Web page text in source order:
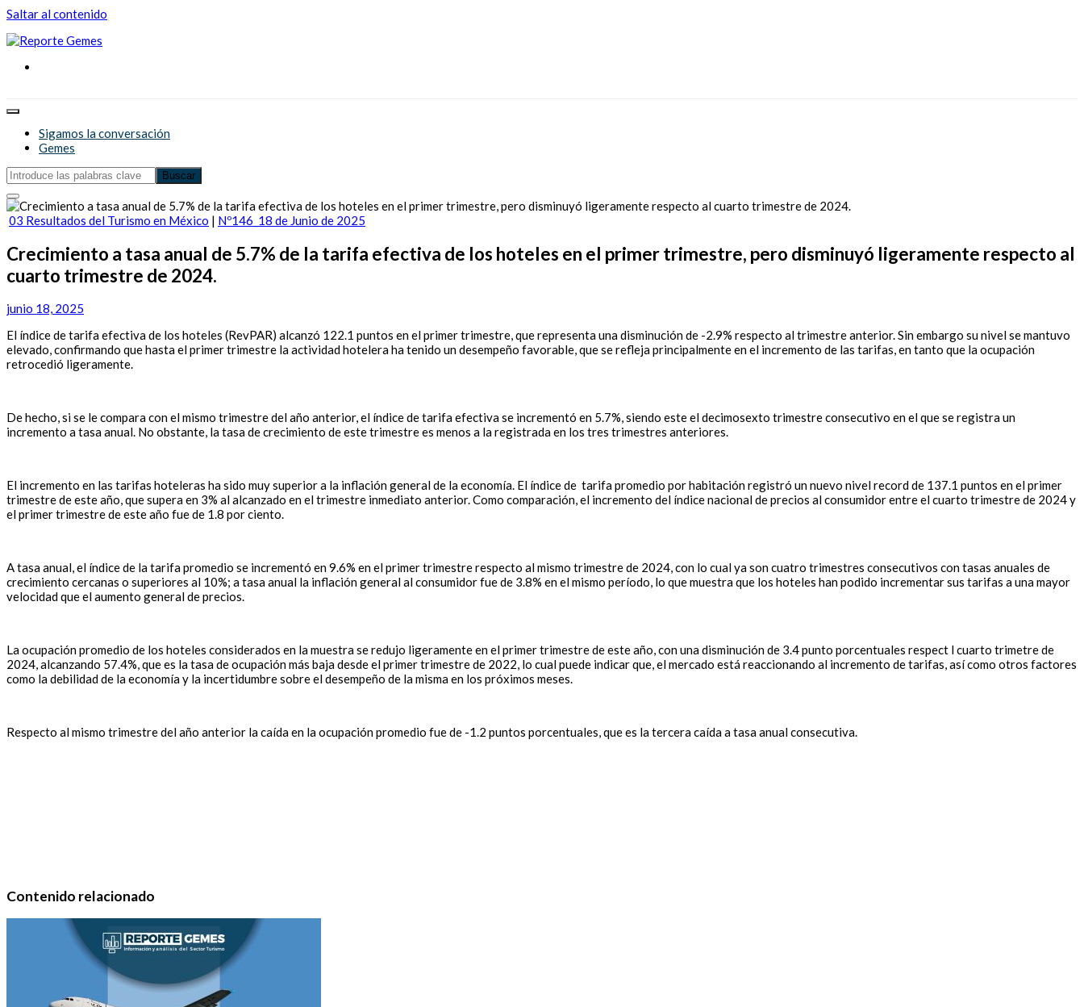
Saltar al contenido
Reporte Gemes
Sigamos la conversación
Gemes
03 Resultados del Turismo en México | Nº146_18 de Junio de 2025
Crecimiento a tasa anual de 5.7% de la tarifa efectiva de los hoteles en el primer trimestre, pero disminuyó ligeramente respecto al
cuarto trimestre de 2024.
junio 18, 2025
El índice de tarifa efectiva de los hoteles (RevPAR) alcanzó 122.1 puntos en el primer trimestre, que representa una disminución de -2.9% respecto al trimestre anterior. Sin embargo su nivel se mantuvo
elevado, confirmando que hasta el primer trimestre la actividad hotelera ha tenido un desempeño favorable, que se refleja principalmente en el incremento de las tarifas, en tanto que la ocupación
retrocedió ligeramente.
De hecho, si se le compara con el mismo trimestre del año anterior, el índice de tarifa efectiva se incrementó en 5.7%, siendo este el decimosexto trimestre consecutivo en el que se registra un
incremento a tasa anual. No obstante, la tasa de crecimiento de este trimestre es menos a la registrada en los tres trimestres anteriores.
El incremento en las tarifas hoteleras ha sido muy superior a la inflación general de la economía. El índice de tarifa promedio por habitación registró un nuevo nivel record de 137.1 puntos en el primer
trimestre de este año, que supera en 3% al alcanzado en el trimestre inmediato anterior. Como comparación, el incremento del índice nacional de precios al consumidor entre el cuarto trimestre de 2024 y
el primer trimestre de este año fue de 1.8 por ciento.
A tasa anual, el índice de la tarifa promedio se incrementó en 9.6% en el primer trimestre respecto al mismo trimestre de 2024, con lo cual ya son cuatro trimestres consecutivos con tasas anuales de
crecimiento cercanas o superiores al 10%; a tasa anual la inflación general al consumidor fue de 3.8% en el mismo período, lo que muestra que los hoteles han podido incrementar sus tarifas a una mayor
velocidad que el aumento general de precios.
La ocupación promedio de los hoteles considerados en la muestra se redujo ligeramente en el primer trimestre de este año, con una disminución de 3.4 punto porcentuales respect l cuarto trimetre de
2024, alcanzando 57.4%, que es la tasa de ocupación más baja desde el primer trimestre de 2022, lo cual puede indicar que, el mercado está reaccionando al incremento de tarifas, así como otros factores
como la debilidad de la economía y la incertidumbre sobre el desempeño de la misma en los próximos meses.
Respecto al mismo trimestre del año anterior la caída en la ocupación promedio fue de -1.2 puntos porcentuales, que es la tercera caída a tasa anual consecutiva.
Contenido relacionado